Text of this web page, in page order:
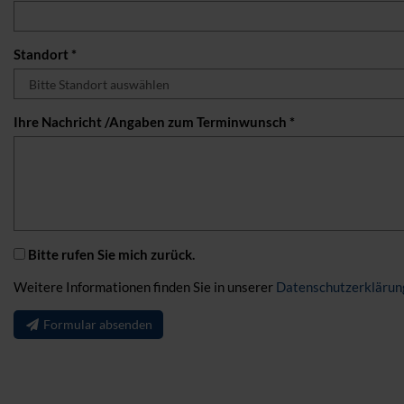
Standort *
Ihre Nachricht /Angaben zum Terminwunsch *
Bitte rufen Sie mich zurück.
Weitere Informationen finden Sie in unserer
Formular absenden